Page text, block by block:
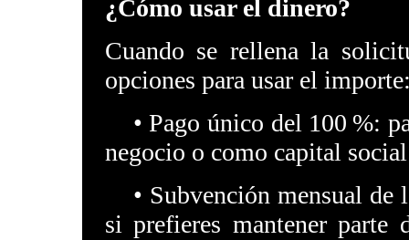
¿Cómo usar el dinero?
Cuando se rellena la
opciones para usar el
• Pago único del 100 %:
negocio o como capital
• Subvención mensual de
si prefieres mantener